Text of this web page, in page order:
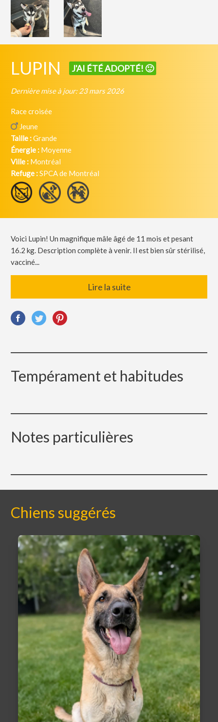
LUPIN J'AI ÉTÉ ADOPTÉ! 🙂
Dernière mise à jour: 23 mars 2026
Race croisée
Jeune
Taille :Grande
Énergie : Moyenne
Ville : Montréal
Refuge :SPCA de Montréal
Voici Lupin! Un magnifique mâle âgé de 11 mois et pesant
16.2 kg. Description complète à venir. Il est bien sûr stérilisé,
vacciné...
Lire la suite
Tempérament et habitudes
Notes particulières
Chiens suggérés